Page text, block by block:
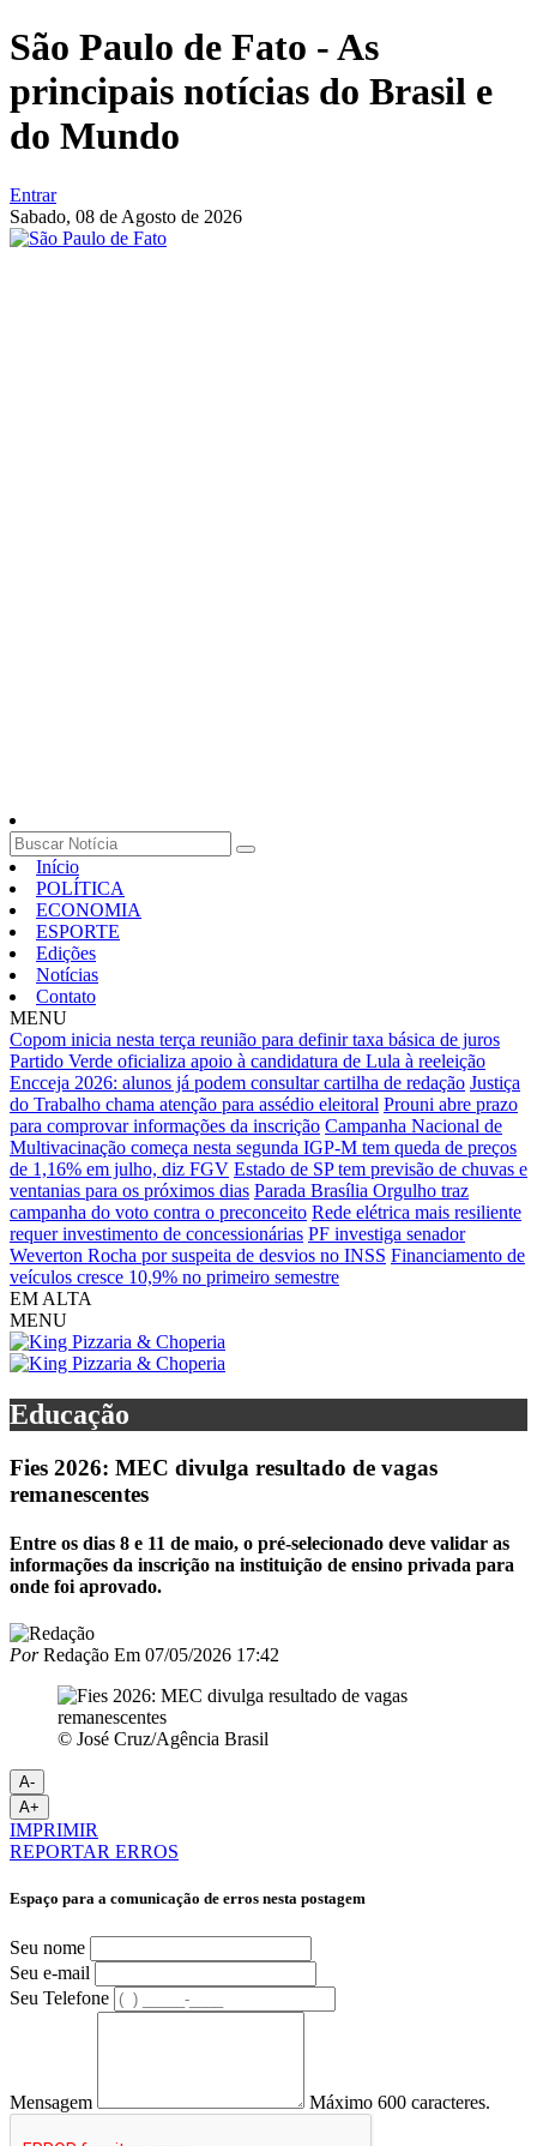
São Paulo de Fato - As
principais notícias do Brasil e
do Mundo
Entrar
Sabado, 08 de Agosto de 2026
Início
POLÍTICA
ECONOMIA
ESPORTE
Edições
Notícias
Contato
MENU
Copom inicia nesta terça reunião para definir taxa básica de juros
Partido Verde oficializa apoio à candidatura de Lula à reeleição
Encceja 2026: alunos já podem consultar cartilha de redação Justiça
do Trabalho chama atenção para assédio eleitoral Prouni abre prazo
para comprovar informações da inscrição Campanha Nacional de
Multivacinação começa nesta segunda IGP-M tem queda de preços
de 1,16% em julho, diz FGV Estado de SP tem previsão de chuvas e
ventanias para os próximos dias Parada Brasília Orgulho traz
campanha do voto contra o preconceito Rede elétrica mais resiliente
requer investimento de concessionárias PF investiga senador
Weverton Rocha por suspeita de desvios no INSS Financiamento de
veículos cresce 10,9% no primeiro semestre
EM ALTA
MENU
Educação
Fies 2026: MEC divulga resultado de vagas
remanescentes
Entre os dias 8 e 11 de maio, o pré-selecionado deve validar as
informações da inscrição na instituição de ensino privada para
onde foi aprovado.
PorRedação Em 07/05/2026 17:42
© José Cruz/Agência Brasil
A-
A+
IMPRIMIR
REPORTAR ERROS
Espaço para a comunicação de erros nesta postagem
Seu nome
Seu e-mail
Seu Telefone
Mensagem Máximo 600 caracteres.